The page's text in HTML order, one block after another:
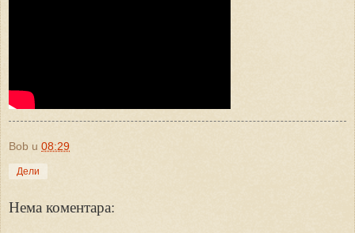
Bob u 08:29
Дели
Нема коментара: